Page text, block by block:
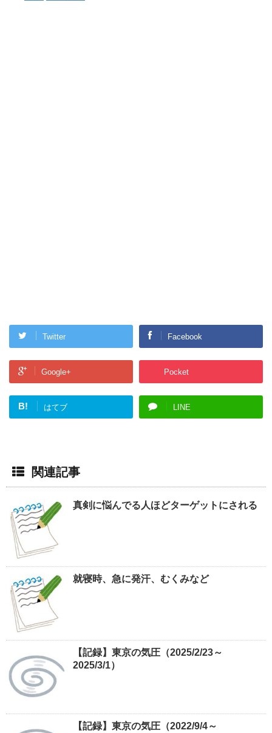
Twitter Facebook
Google+ Pocket
B! はてブ LINE
関連記事
真剣に悩んでる人ほどターゲットにされる
就寝時、急に発汗、むくみなど
【記録】東京の気圧（2025/2/23～
2025/3/1）
【記録】東京の気圧（2022/9/4～